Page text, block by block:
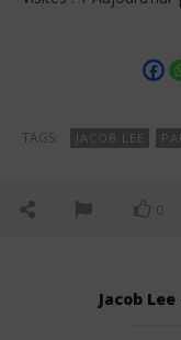
TAGS: JACOB LEE
0
Jacob